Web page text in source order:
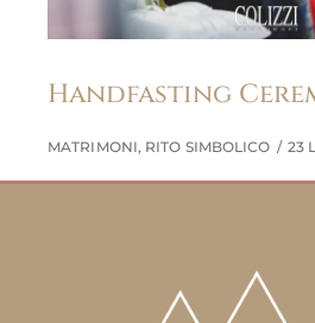
Handfasting
MATRIMONI, RITO SIMBOLICO 23